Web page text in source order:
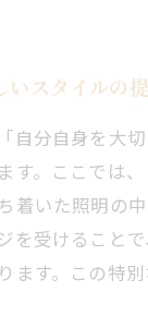
いスタイルの
自分自身を大
す。ここでは
着いた照明の
を受けること
ます。この特